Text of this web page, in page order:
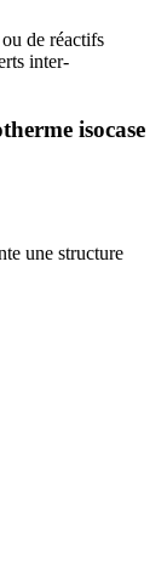
de réactifs
inter-
isocase
une structure